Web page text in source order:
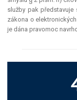
služby pak
zákona o
je dána pravomoc